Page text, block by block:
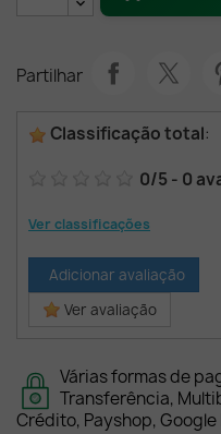
Partilhar
Classificação total:
0/5 - 0
Ver classificações
Adicionar avaliação
Ver avaliação
Várias formas de
Transferência,
Crédito, Payshop, Google